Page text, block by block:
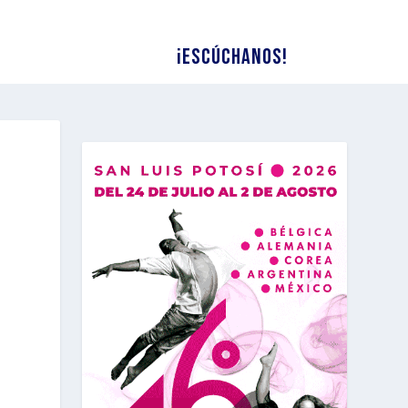
¡Escúchanos!